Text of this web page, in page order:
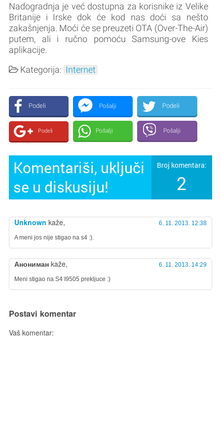
Nadogradnja je već dostupna za korisnike iz Velike
Britanije i Irske dok će kod nas doći sa nešto
zakašnjenja. Moći će se preuzeti OTA (Over-The-Air)
putem, ali i ručno pomoću Samsung-ove Kies
aplikacije.
Kategorija: Internet
Podeli Pošalji Podeli
Podeli Pošalji Pošalji
Komentariši, uključi
se u diskusiju!
Broj komentara:
2
Unknown kaže, 6. 11. 2013. 12:38
A meni jos nije stigao na s4 :).
Анониман kaže, 6. 11. 2013. 14:29
Meni stigao na S4 I9505 prekljuce :)
Postavi komentar
Vaš komentar: